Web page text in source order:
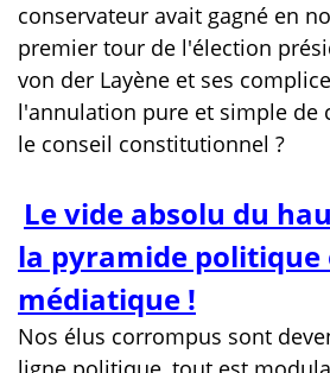
conservateur avait gagné en
premier tour de l'élection
von der Layène et ses
l'annulation pure et simple de
le conseil constitutionnel ?
Le vide absolu du
la pyramide politique
médiatique !
Nos élus corrompus sont